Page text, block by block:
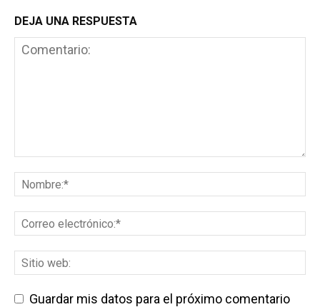
DEJA UNA RESPUESTA
Guardar mis datos para el próximo comentario